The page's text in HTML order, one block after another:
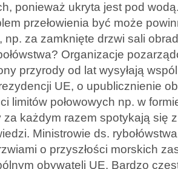
ponieważ ukryta jest pod
przełowienia być może
np. za zamknięte drzwi sali
Organizacje
przyrody od lat wysyłają
UE, o upublicznienie
limitów połowowych np. w
za każdym razem spotykają się
Ministrowie ds.
o przyszłości morskich
obywateli UE. Bardzo